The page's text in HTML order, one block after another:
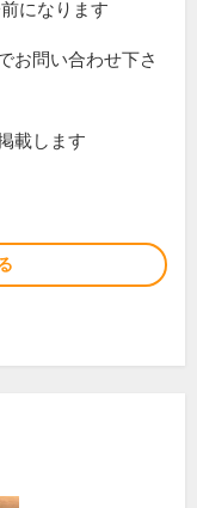
になります
お問い合わせ下さ
載します